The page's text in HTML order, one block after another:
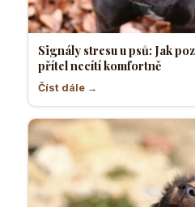
Signály stresu u psů: Jak
přítel necítí komfortně
Číst dále →